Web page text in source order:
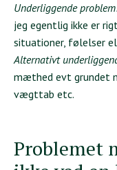
Underliggende
jeg egentlig ikke er
situationer, følelser
Alternativt
mæthed evt grundet
vægttab etc.
Problemet